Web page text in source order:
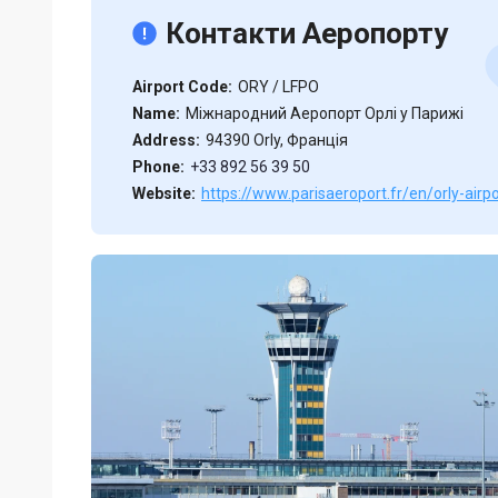
Контакти Аеропорту
Airport Code: ORY / LFPO
Name: Міжнародний Аеропорт Орлі у Парижі
Address: 94390 Orly, Франція
Phone: +33 892 56 39 50
Website: https://www.parisaeroport.fr/en/orly-